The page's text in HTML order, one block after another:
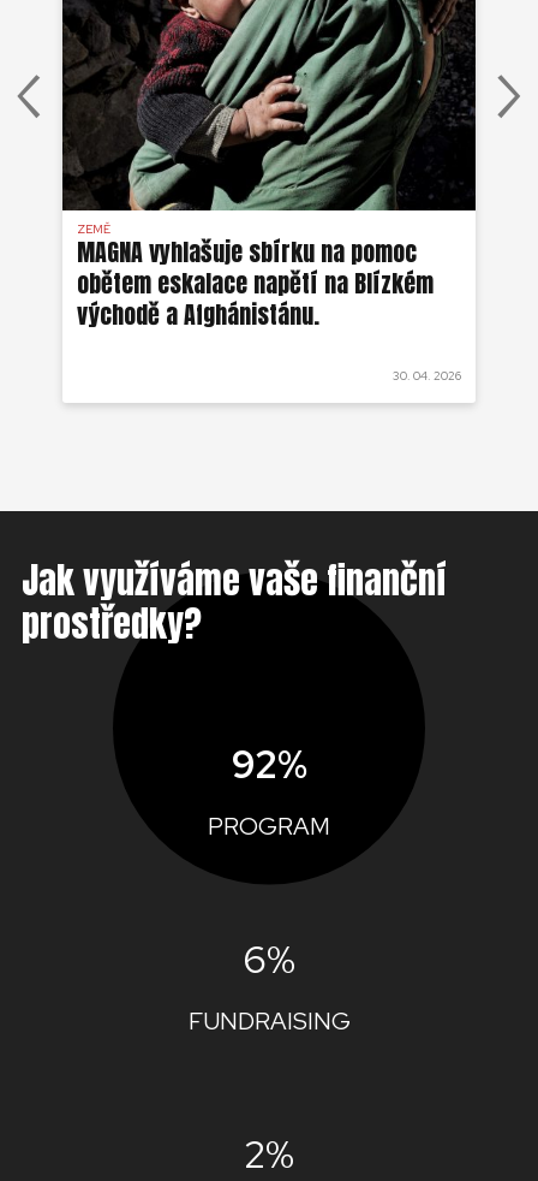
ZEMĚ
MAGNA vyhlašuje sbírku na pomoc
obětem eskalace napětí na Blízkém
východě a Afghánistánu.
30. 04. 2026
Jak využíváme vaše finanční
prostředky?
92%
PROGRAM
6%
FUNDRAISING
2%